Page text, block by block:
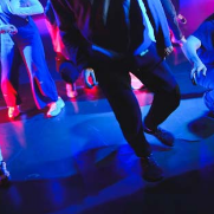
Uutiset
ja työpajat
yleisötyökonsepti